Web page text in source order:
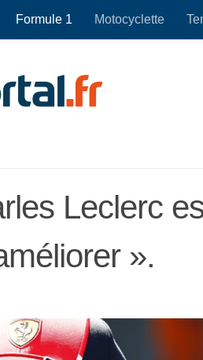
Formule 1 Motocyclette
Leclerc
».